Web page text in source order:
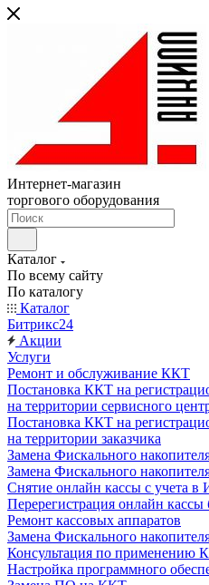
Интернет-магазин
торгового оборудования
Каталог
По всему сайту
По каталогу
Каталог
Битрикс24
Акции
Услуги
Ремонт и обслуживание ККТ
Постановка ККТ на
на территории сервисного
Постановка ККТ на
на территории заказчика
Замена Фискального
Замена Фискального
Снятие онлайн кассы с учета
Перерегистрация онлайн
Ремонт кассовых аппаратов
Замена Фискального
Консультация по применению
Настройка программного